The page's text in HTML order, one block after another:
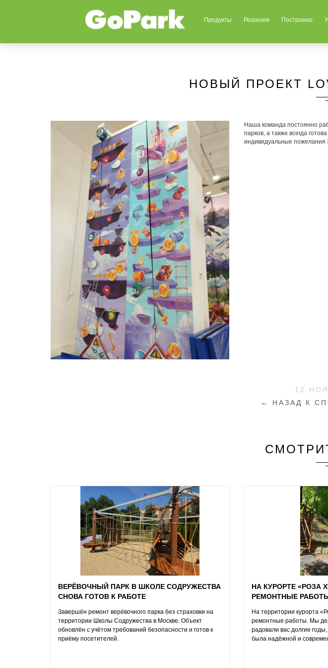
Продукты Решения Построено
НОВЫЙ ПРОЕКТ
Наша команда постоянно
парков, а также всегда
индивидуальные пожелания
индивидуальный дизайн
12
← НАЗАД К
ВЕРЁВОЧНЫЙ ПАРК В ШКОЛЕ СОДРУЖЕСТВА
СНОВА ГОТОВ К РАБОТЕ
Завершён ремонт верёвочного парка без страховки на
территории Школы Содружества в Москве. Объект
обновлён с учётом требований безопасности и готов к
приёму посетителей.
НА КУРОРТЕ «РОЗА
РЕМОНТНЫЕ
На территории курорта
ремонтные работы. Мы
радовали вас долгие
была надёжной и